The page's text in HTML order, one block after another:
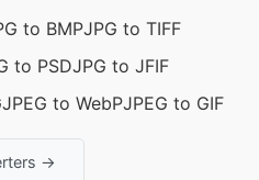
to BMPJPG to TIFF
to PSDJPG to JFIF
JPEG to WebPJPEG to GIF
→